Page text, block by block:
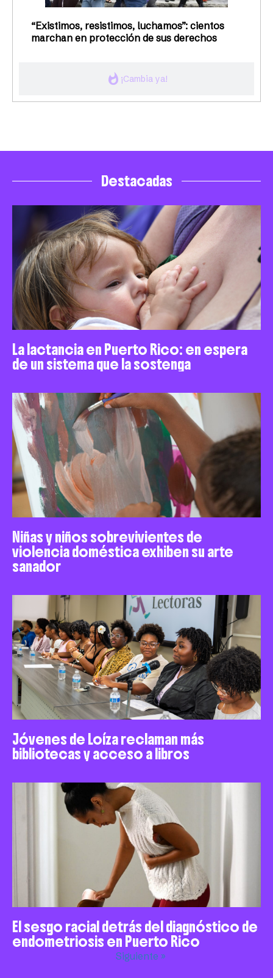
whatshot ¡Cambia ya!
“Existimos, resistimos, luchamos”: cientos
marchan en protección de sus derechos
Destacadas
La lactancia en Puerto Rico: en espera
de un sistema que la sostenga
Niñas y niños sobrevivientes de
violencia doméstica exhiben su arte
sanador
Jóvenes de Loíza reclaman más
bibliotecas y acceso a libros
El sesgo racial detrás del diagnóstico de
endometriosis en Puerto Rico
Siguiente »